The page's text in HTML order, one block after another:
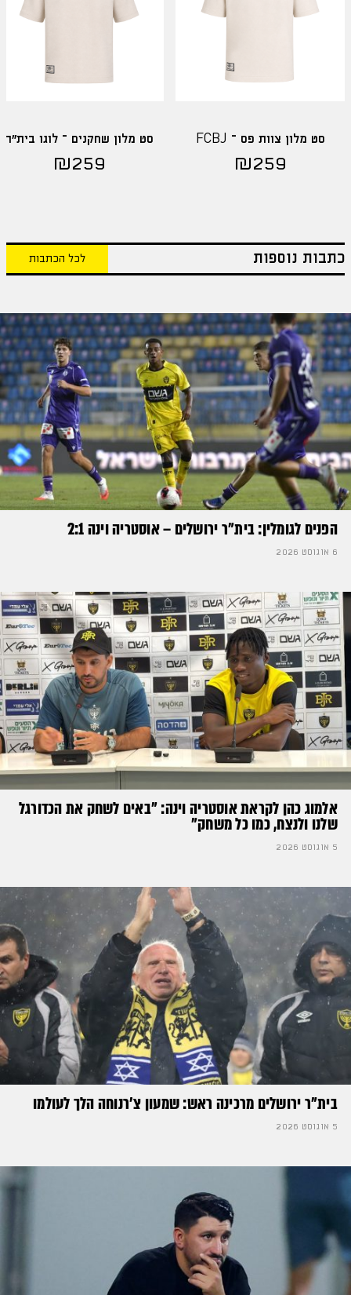
סט מלון צוות פס – FCBJ
₪259
סט מלון שחקנים – לוגו בית"ר
₪259
כתבות נוספות לכל הכתבות
הפנים לגומלין: בית״ר ירושלים – אוסטריה וינה 2:1
6 אוגוסט 2026
אלמוג כהן לקראת אוסטריה וינה: ״באים לשחק את הכדורגל
שלנו ולנצח, כמו כל משחק״
5 אוגוסט 2026
בית"ר ירושלים מרכינה ראש: שמעון צ'רנוחה הלך לעולמו
5 אוגוסט 2026